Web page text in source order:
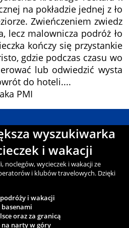
na pokładzie jednej z ło
Zwieńczeniem zwiedz
lecz malownicza podróż ło
kończy się przystankie
gdzie podczas czasu wo
lub odwiedzić wysta
do hoteli....
PMI
wyszukiwarka
i wakacji
wycieczek i wakacji ze
i klubów travelowych. Dzięki
i wakacji
basenami
oraz za granicą
na narty w góry